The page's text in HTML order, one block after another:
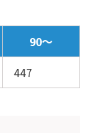
90～
447